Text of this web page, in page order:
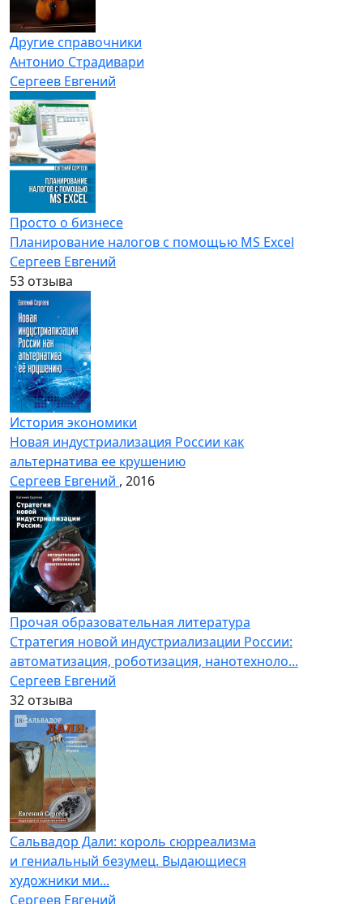
Другие справочники
Антонио Страдивари
Сергеев Евгений
Просто о бизнесе
Планирование налогов с помощью MS Excel
Сергеев Евгений
53 отзыва
История экономики
Новая индустриализация России как
альтернатива ее крушению
Сергеев Евгений , 2016
Прочая образовательная литература
Стратегия новой индустриализации России:
автоматизация, роботизация, нанотехноло...
Сергеев Евгений
32 отзыва
Сальвадор Дали: король сюрреализма
и гениальный безумец. Выдающиеся
художники ми...
Сергеев Евгений